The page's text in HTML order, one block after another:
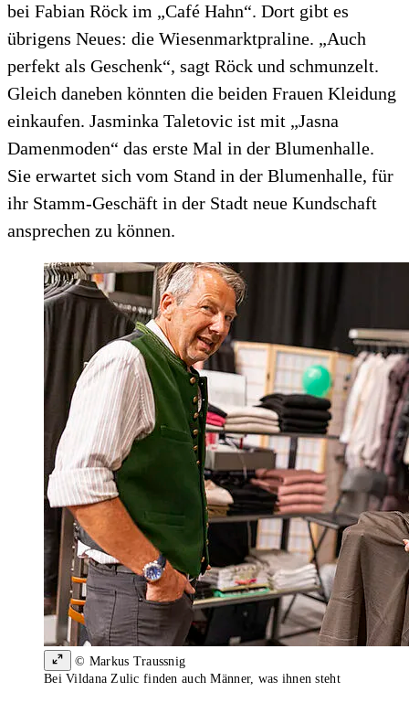
bei Fabian Röck im „Café Hahn“. Dort gibt es
übrigens Neues: die Wiesenmarktpraline. „Auch
perfekt als Geschenk“, sagt Röck und schmunzelt.
Gleich daneben könnten die beiden Frauen Kleidung
einkaufen. Jasminka Taletovic ist mit „Jasna
Damenmoden“ das erste Mal in der Blumenhalle.
Sie erwartet sich vom Stand in der Blumenhalle, für
ihr Stamm-Geschäft in der Stadt neue Kundschaft
ansprechen zu können.
© Markus Traussnig
Bei Vildana Zulic finden auch Männer, was ihnen steht